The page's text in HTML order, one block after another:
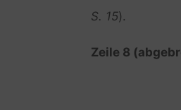
S. 15).
Zeile 8